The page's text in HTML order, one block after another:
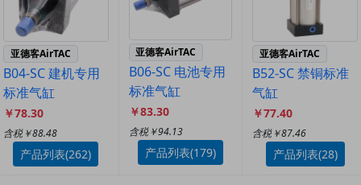
亚德客AirTAC
B04-SC 建机专用
标准气缸
￥78.30
含税￥88.48
产品列表(262)
亚德客AirTAC
B06-SC 电池专用
标准气缸
￥83.30
含税￥94.13
产品列表(179)
亚德客AirTAC
B52-SC 禁铜标准
气缸
￥77.40
含税￥87.46
产品列表(28)